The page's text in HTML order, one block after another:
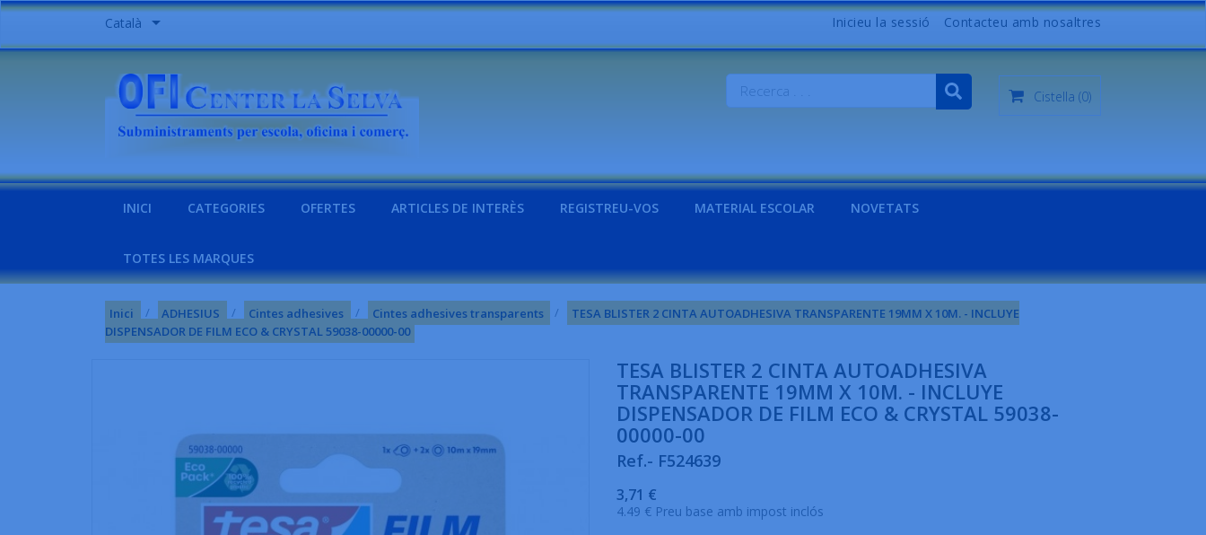
Català  Inicieu la sessió Contacteu amb nosaltres
Cistella (0)
INICI CATEGORIES OFERTES ARTICLES DE INTERÈS REGISTREU-VOS MATERIAL ESCOLAR NOVETATS
TOTES LES MARQUES
Inici ADHESIUS Cintes adhesives Cintes adhesives transparents
TESA BLISTER 2 CINTA AUTOADHESIVA TRANSPARENTE 19MM X 10M. - INCLUYE
DISPENSADOR DE FILM ECO & CRYSTAL 59038-00000-00
TESA BLISTER 2 CINTA AUTOADHESIVA
TRANSPARENTE 19MM X 10M. - INCLUYE
DISPENSADOR DE FILM ECO & CRYSTAL 59038-
00000-00
Ref.- F524639
3,71 €
4.49 € Preu base amb impost inclós